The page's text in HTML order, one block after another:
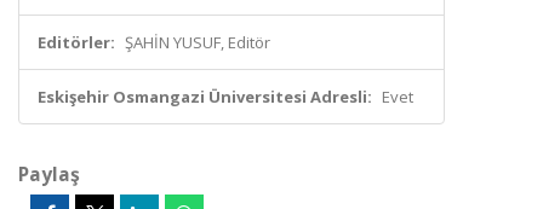
Editörler: ŞAHİN YUSUF, Editör
Eskişehir Osmangazi Üniversitesi Adresli: Evet
Paylaş